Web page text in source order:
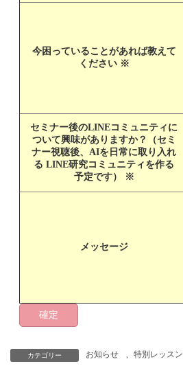
今困っていることがあれば教えて
ください ※
セミナー後のLINEコミュニティに
ついて興味がありますか？（セミ
ナー視聴後、AIを日常に取り入れ
る LINE研究コミュニティを作る
予定です）
※
メッセージ
カテゴリー お知らせ 、 特別レッスン